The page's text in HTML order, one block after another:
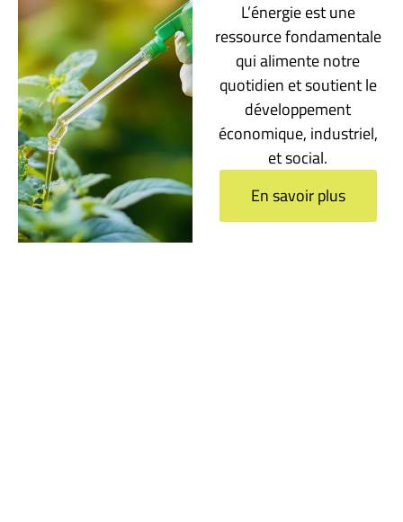
L’énergie est une
ressource fondamentale
qui alimente notre
quotidien et soutient le
développement
économique, industriel,
et social.
En savoir plus